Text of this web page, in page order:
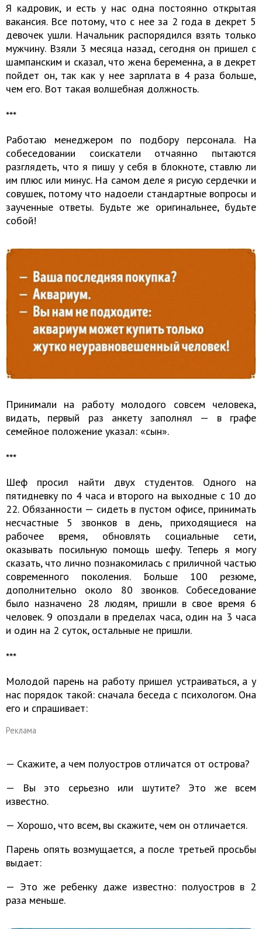
Я кадровик, и есть у нас одна постоянно открытая
вакансия. Все потому, что с нее за 2 года в декрет 5
девочек ушли. Начальник распорядился взять только
мужчину. Взяли 3 месяца назад, сегодня он пришел с
шампанским и сказал, что жена беременна, а в декрет
пойдет он, так как у нее зарплата в 4 раза больше,
чем его. Вот такая волшебная должность.
​​​​​​​***
Работаю менеджером по подбору персонала. На
собеседовании соискатели отчаянно пытаются
разглядеть, что я пишу у себя в блокноте, ставлю ли
им плюс или минус. На самом деле я рисую сердечки и
совушек, потому что надоели стандартные вопросы и
заученные ответы. Будьте же оригинальнее, будьте
собой!
Принимали на работу молодого совсем человека,
видать, первый раз анкету заполнял — в графе
семейное положение указал: «сын».
​​​​​​​***
Шеф просил найти двух студентов. Одного на
пятидневку по 4 часа и второго на выходные с 10 до
22. Обязанности — сидеть в пустом офисе, принимать
несчастные 5 звонков в день, приходящиеся на
рабочее время, обновлять социальные сети,
оказывать посильную помощь шефу. Теперь я могу
сказать, что лично познакомилась с приличной частью
современного поколения. Больше 100 резюме,
дополнительно около 80 звонков. Собеседование
было назначено 28 людям, пришли в свое время 6
человек. 9 опоздали в пределах часа, один на 3 часа
и один на 2 суток, остальные не пришли.
​​​​​​​***
Молодой парень на работу пришел устраиваться, а у
нас порядок такой: сначала беседа с психологом. Она
его и спрашивает:
Реклама
— Скажите, а чем полуостров отличатся от острова?
— Вы это серьезно или шутите? Это же всем
известно.
— Хорошо, что всем, вы скажите, чем он отличается.
Парень опять возмущается, а после третьей просьбы
выдает:
— Это же ребенку даже известно: полуостров в 2
раза меньше.